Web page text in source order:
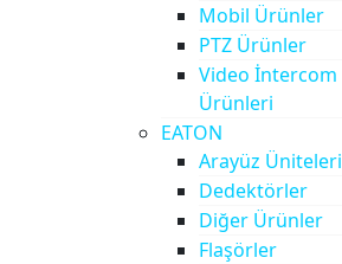
Mobil Ürünler
PTZ Ürünler
Video İntercom
Ürünleri
EATON
Arayüz Üniteleri
Dedektörler
Diğer Ürünler
Flaşörler